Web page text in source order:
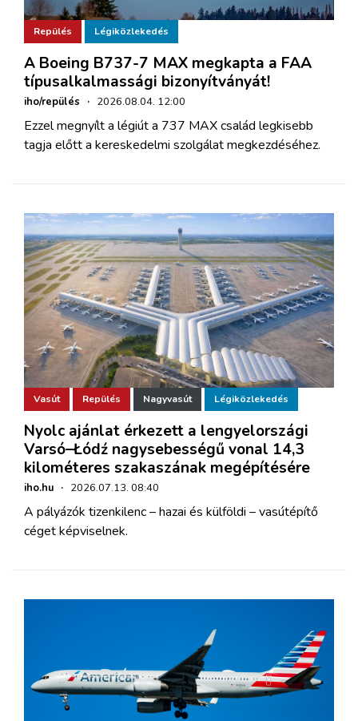
Repülés Légiközlekedés
A Boeing B737-7 MAX megkapta a FAA
típusalkalmassági bizonyítványát!
iho/repülés · 2026.08.04. 12:00
Ezzel megnyílt a légiút a 737 MAX család legkisebb
tagja előtt a kereskedelmi szolgálat megkezdéséhez.
Vasút Repülés Nagyvasút Légiközlekedés
Nyolc ajánlat érkezett a lengyelországi
Varsó–Łódź nagysebességű vonal 14,3
kilométeres szakaszának megépítésére
iho.hu · 2026.07.13. 08:40
A pályázók tizenkilenc – hazai és külföldi – vasútépítő
céget képviselnek.